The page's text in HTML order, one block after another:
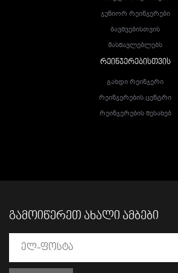
Ჯუნიორ Რეინჯერები
Ბავშვებისთვის
Მასწავლებლებს
ᲠᲔᲘᲜᲯᲔᲠᲔᲑᲘᲡᲗᲕᲘᲡ
Გახდი Რეინჯერი
Რეინჯერების Ცენტრი
Რეინჯერების Შესახებ
ᲒᲐᲛᲝᲘᲬᲔᲠᲔᲗ ᲐᲮᲐᲚᲘ ᲐᲛᲑᲔᲑᲘ